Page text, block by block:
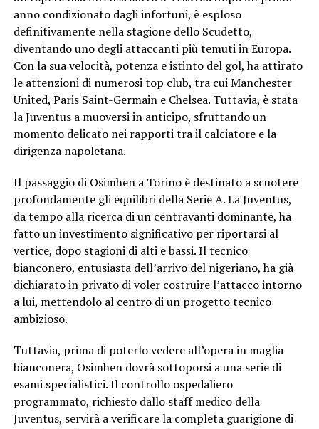
anno condizionato dagli infortuni, è esploso
definitivamente nella stagione dello Scudetto,
diventando uno degli attaccanti più temuti in Europa.
Con la sua velocità, potenza e istinto del gol, ha attirato
le attenzioni di numerosi top club, tra cui Manchester
United, Paris Saint-Germain e Chelsea. Tuttavia, è stata
la Juventus a muoversi in anticipo, sfruttando un
momento delicato nei rapporti tra il calciatore e la
dirigenza napoletana.
Il passaggio di Osimhen a Torino è destinato a scuotere
profondamente gli equilibri della Serie A. La Juventus,
da tempo alla ricerca di un centravanti dominante, ha
fatto un investimento significativo per riportarsi al
vertice, dopo stagioni di alti e bassi. Il tecnico
bianconero, entusiasta dell’arrivo del nigeriano, ha già
dichiarato in privato di voler costruire l’attacco intorno
a lui, mettendolo al centro di un progetto tecnico
ambizioso.
Tuttavia, prima di poterlo vedere all’opera in maglia
bianconera, Osimhen dovrà sottoporsi a una serie di
esami specialistici. Il controllo ospedaliero
programmato, richiesto dallo staff medico della
Juventus, servirà a verificare la completa guarigione di